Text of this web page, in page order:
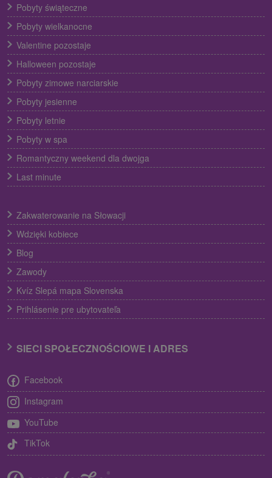
Pobyty świąteczne
Pobyty wielkanocne
Valentine pozostaje
Halloween pozostaje
Pobyty zimowe narciarskie
Pobyty jesienne
Pobyty letnie
Pobyty w spa
Romantyczny weekend dla dwojga
Last minute
Zakwaterowanie na Słowacji
Wdzięki kobiece
Blog
Zawody
Kvíz Slepá mapa Slovenska
Prihlásenie pre ubytovateľa
SIECI SPOŁECZNOŚCIOWE I ADRES
Facebook
Instagram
YouTube
TikTok